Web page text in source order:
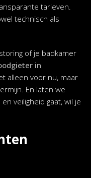
tarieven.
technisch als
of je badkamer
in
alleen voor nu, maar
En laten we
veiligheid gaat, wil je